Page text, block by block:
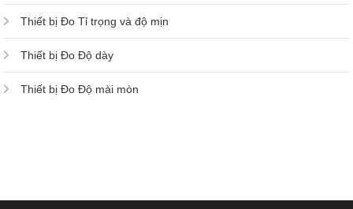
Thiết bị Đo Tỉ trọng và độ mịn
Thiết bị Đo Độ dày
Thiết bị Đo Độ mài mòn